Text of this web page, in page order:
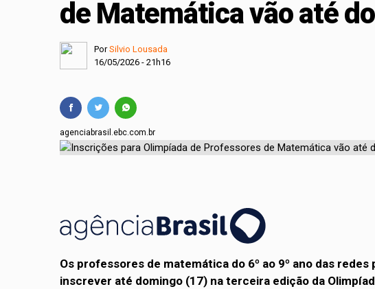
Projeto cria política para
Comissão Mista de Orçamento
de Matemática vão até
PorSilvio Lousada
16/05/2026 - 21h16
agenciabrasil.ebc.com.br
Os professores de matemática do 6º ao 9º ano das
inscrever até domingo (17) na terceira edição da